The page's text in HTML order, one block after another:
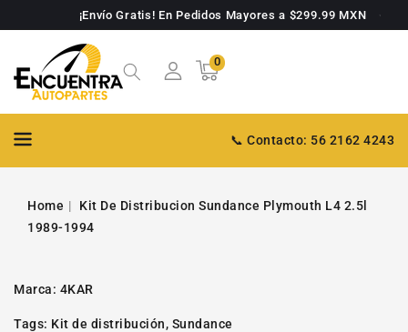
¡Envío Gratis! En Pedidos Mayores a $299.99 MXN
Carrito
00
artículos
📞 Contacto: 56 2162 4243
Home
Kit De Distribucion Sundance Plymouth L4 2.5l
1989-1994
Marca: 4KAR
Tags: Kit de distribución, Sundance